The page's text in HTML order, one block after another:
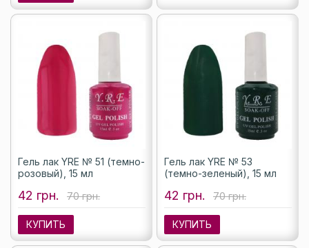
Гель лак YRE № 51 (темно-
розовый), 15 мл
42 грн. 70 грн.
КУПИТЬ
Гель лак YRE № 53
(темно-зеленый), 15 мл
42 грн. 70 грн.
КУПИТЬ